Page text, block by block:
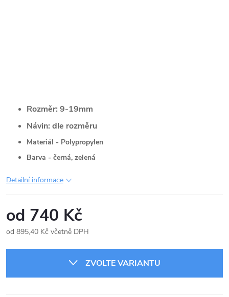
Rozměr: 9-19mm
Návin: dle rozměru
Materiál - Polypropylen
Barva - černá, zelená
Detailní informace
od 740 Kč
od 895,40 Kč včetně DPH
ZVOLTE VARIANTU